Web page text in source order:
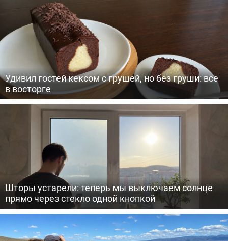
Удивил гостей кексом с грушей, но без груши: все
в восторге
Шторы устарели: теперь мы выключаем солнце
прямо через стекло одной кнопкой